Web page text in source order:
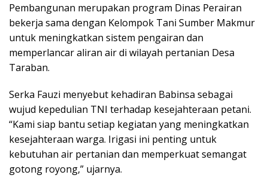
Pembangunan merupakan program Dinas Perairan
bekerja sama dengan Kelompok Tani Sumber Makmur
untuk meningkatkan sistem pengairan dan
memperlancar aliran air di wilayah pertanian Desa
Taraban.
Serka Fauzi menyebut kehadiran Babinsa sebagai
wujud kepedulian TNI terhadap kesejahteraan petani.
“Kami siap bantu setiap kegiatan yang meningkatkan
kesejahteraan warga. Irigasi ini penting untuk
kebutuhan air pertanian dan memperkuat semangat
gotong royong,” ujarnya.